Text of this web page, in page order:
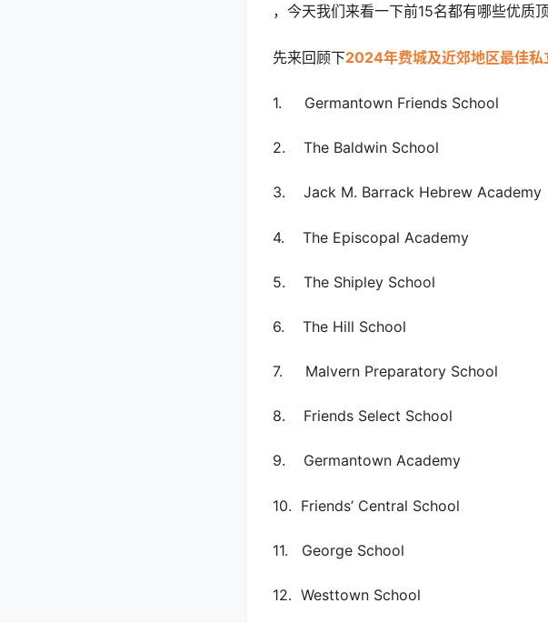
，今天我们来看一下前15名都有哪些优质
先来回顾下2024年费城及近郊地区最佳私
1. Germantown Friends School
2. The Baldwin School
3. Jack M. Barrack Hebrew Academy
4. The Episcopal Academy
5. The Shipley School
6. The Hill School
7. Malvern Preparatory School
8. Friends Select School
9. Germantown Academy
10. Friends’ Central School
11. George School
12. Westtown School